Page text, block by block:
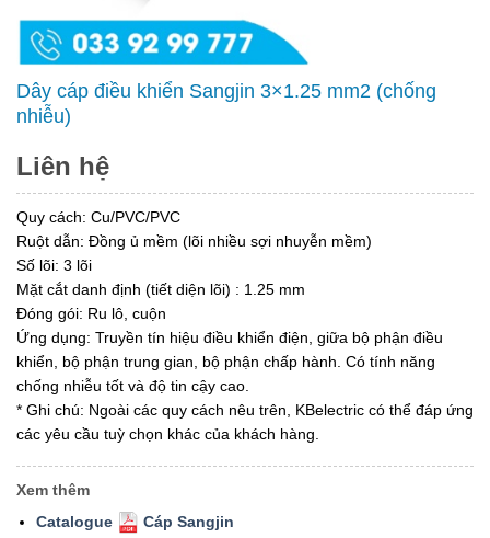
Dây cáp điều khiển Sangjin 3×1.25 mm2 (chống
nhiễu)
Liên hệ
Quy cách: Cu/PVC/PVC
Ruột dẫn: Đồng ủ mềm (lõi nhiều sợi nhuyễn mềm)
Số lõi: 3 lõi
Mặt cắt danh định (tiết diện lõi) : 1.25 mm
Đóng gói: Ru lô, cuộn
Ứng dụng: Truyền tín hiệu điều khiển điện, giữa bộ phận điều
khiển, bộ phận trung gian, bộ phận chấp hành. Có tính năng
chống nhiễu tốt và độ tin cậy cao.
* Ghi chú: Ngoài các quy cách nêu trên, KBelectric có thể đáp ứng
các yêu cầu tuỳ chọn khác của khách hàng.
Xem thêm
Catalogue
Cáp Sangjin